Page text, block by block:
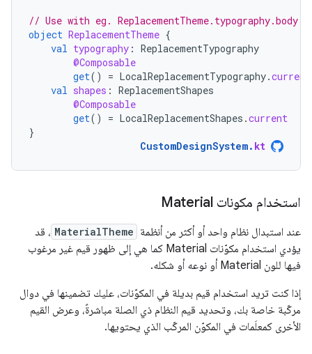
// Use with eg. ReplacementTheme.typography.body
object ReplacementTheme {
val typography : ReplacementTypography
@Composable
get() = LocalReplacementTypography.current
val shapes : ReplacementShapes
@Composable
get() = LocalReplacementShapes .current
}
CustomDesignSystem. kt
استخدام مكونات Material
عند استبدال نظام واحد أو أكثر من أنظمة MaterialTheme ، قد
يؤدي استخدام مكوّنات Material كما هي إلى ظهور قيم غير مرغوب
فيها للون Material أو نوعه أو شكله.
إذا كنت تريد استخدام قيم بديلة في المكوّنات، عليك تضمينها في دوال
مركّبة خاصة بك، وتحديد قيم النظام ذي الصلة مباشرةً، وعرض القيم
الأخرى كمعلَمات في المكوّن المركّب الذي يحتويها.